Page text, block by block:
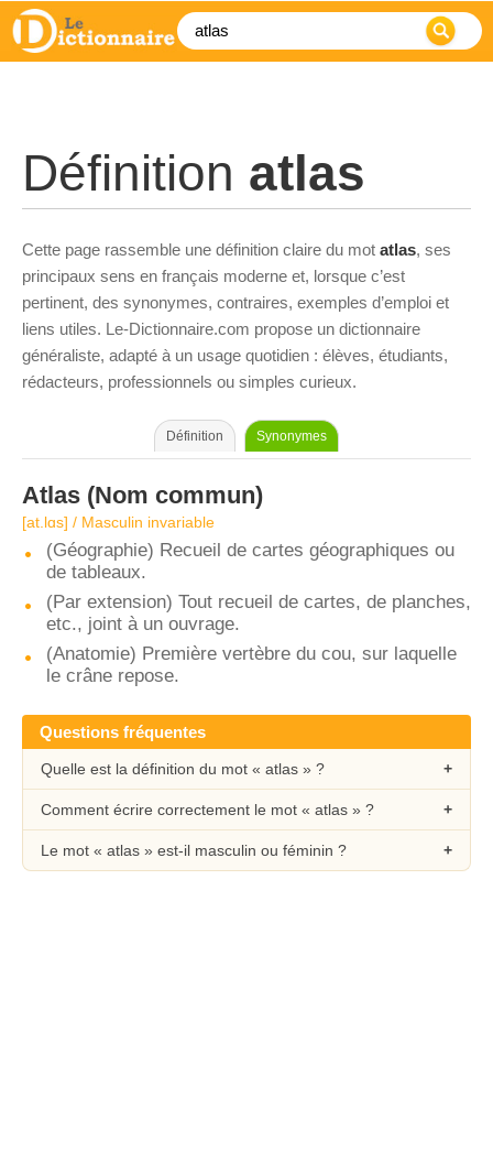
Définition atlas
Cette page rassemble une définition claire du mot atlas, ses
principaux sens en français moderne et, lorsque c’est
pertinent, des synonymes, contraires, exemples d’emploi et
liens utiles. Le-Dictionnaire.com propose un dictionnaire
généraliste, adapté à un usage quotidien : élèves, étudiants,
rédacteurs, professionnels ou simples curieux.
Définition Synonymes
Atlas (Nom commun)
[at.lɑs] / Masculin invariable
(Géographie) Recueil de cartes géographiques ou
de tableaux.
(Par extension) Tout recueil de cartes, de planches,
etc., joint à un ouvrage.
(Anatomie) Première vertèbre du cou, sur laquelle
le crâne repose.
Questions fréquentes
Quelle est la définition du mot « atlas » ?
Comment écrire correctement le mot « atlas » ?
Le mot « atlas » est-il masculin ou féminin ?